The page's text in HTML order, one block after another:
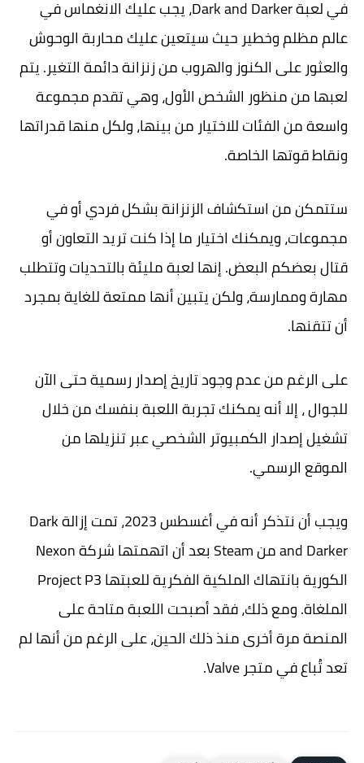
في لعبة Dark and Darker، يجب عليك الانغماس في
عالم مظلم وخطير حيث سيتعين عليك محاربة الوحوش
والعثور على الكنوز والهروب من زنزانة دائمة التغير. يتم
لعبها من منظور الشخص الأول، وهي تقدم مجموعة
واسعة من الفئات للاختيار من بينها، ولكل منها قدراتها
ونقاط قوتها الخاصة.
ستتمكن من استكشاف الزنزانة بشكل فردي أو في
مجموعات، ويمكنك اختيار ما إذا كنت تريد التعاون أو
قتال بعضكم البعض. إنها لعبة مليئة بالتحديات وتتطلب
مهارة وممارسة، ولكن يتبين أنها ممتعة للغاية بمجرد
أن تتقنها.
على الرغم من عدم وجود تاريخ إصدار رسمية حتى الآن
للجوال ، إلا أنه يمكنك تجربة اللعبة بنفسك من خلال
تشغيل إصدار الكمبيوتر الشخصي عبر تنزيلها من
الموقع الرسمي.
ويجب أن نتذكر أنه في أغسطس 2023، تمت إزالة Dark
and Darker من Steam بعد أن اتهمتها شركة Nexon
الكورية بانتهاك الملكية الفكرية للعبتها Project P3
الملغاة. ومع ذلك، فقد أصبحت اللعبة متاحة على
المنصة مرة أخرى منذ ذلك الحين، على الرغم من أنها لم
تعد تُباع في متجر Valve.